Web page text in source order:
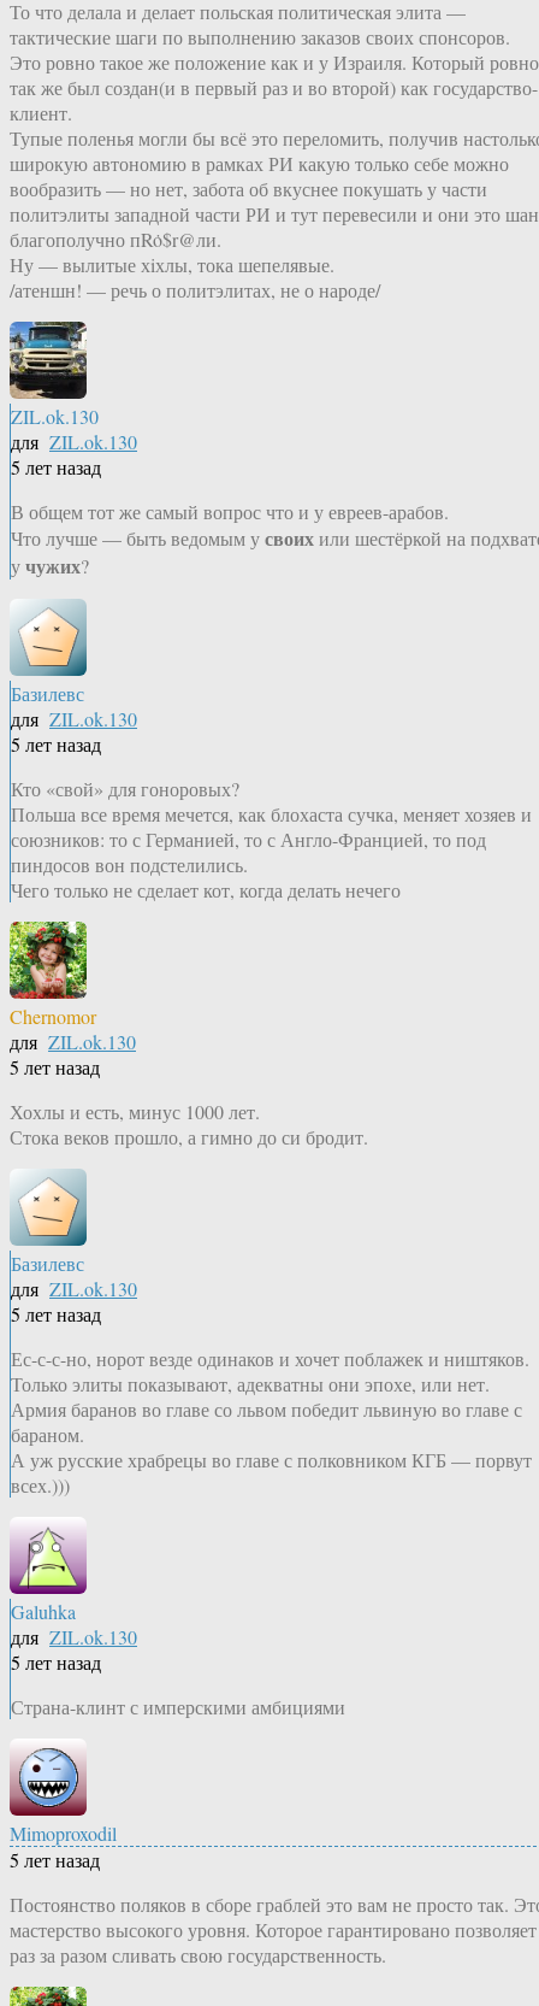
То что делала и делает польская политическая элита —
тактические шаги по выполнению заказов своих спонсоров.
Это ровно такое же положение как и у Израиля. Который ровно
так же был создан(и в первый раз и во второй) как государство-
клиент.
Тупые поленья могли бы всё это переломить, получив
широкую автономию в рамках РИ какую только себе можно
вообразить — но нет, забота об вкуснее покушать у части
политэлиты западной части РИ и тут перевесили и они это
благополучно пRȯ$r@ли.
Ну — вылитые хiхлы, тока шепелявые.
/атеншн! — речь о политэлитах, не о народе/
ZIL.ok.130
для ZIL.ok.130
5 лет назад
В общем тот же самый вопрос что и у евреев-арабов.
Что лучше — быть ведомым усвоихили шестёркой на
учужих?
Базилевс
для ZIL.ok.130
5 лет назад
Кто «свой» для гоноровых?
Польша все время мечется, как блохаста сучка, меняет хозяев и
союзников: то с Германией, то с Англо-Францией, то под
пиндосов вон подстелились.
Чего только не сделает кот, когда делать нечего
Chernomor
для ZIL.ok.130
5 лет назад
Хохлы и есть, минус 1000 лет.
Стока веков прошло, а гимно до си бродит.
Базилевс
для ZIL.ok.130
5 лет назад
Ес-с-с-но, норот везде одинаков и хочет поблажек и ништяков.
Только элиты показывают, адекватны они эпохе, или нет.
Армия баранов во главе со львом победит львиную во главе с
бараном.
А уж русские храбрецы во главе с полковником КГБ — порвут
всех.)))
Galuhka
для ZIL.ok.130
5 лет назад
Страна-клинт с имперскими амбициями
Mimoproxodil
5 лет назад
Постоянство поляков в сборе граблей это вам не просто так.
мастерство высокого уровня. Которое гарантировано позволяет
раз за разом сливать свою государственность.